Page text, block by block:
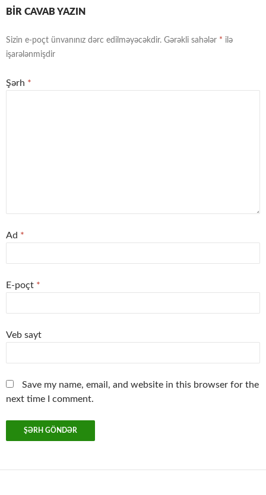
BIR CAVAB YAZIN
Sizin e-poçt ünvanınız dərc edilməyəcəkdir. Gərəkli sahələr * ilə
işarələnmişdir
Şərh *
Ad *
E-poçt *
Veb sayt
Save my name, email, and website in this browser for the
next time I comment.